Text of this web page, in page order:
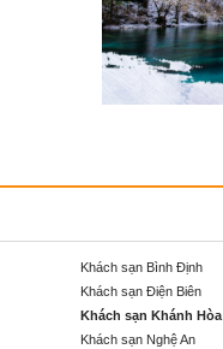
Khách sạn Bình Định
Khách sạn Điện Biên
Khách sạn Khánh Hòa
Khách sạn Nghệ An